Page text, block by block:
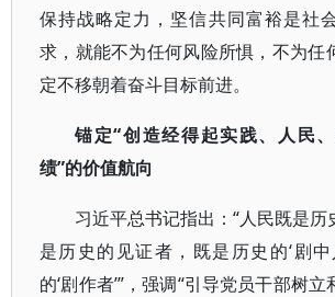
保持战略定力，坚信共同富裕是社
求，就能不为任何风险所惧，不为任
定不移朝着奋斗目标前进。
锚定“创造经得起实践、人民
绩”的价值航向
习近平总书记指出：“人民既是
是历史的见证者，既是历史的‘剧中
的‘剧作者’”，强调“引导党员干部树